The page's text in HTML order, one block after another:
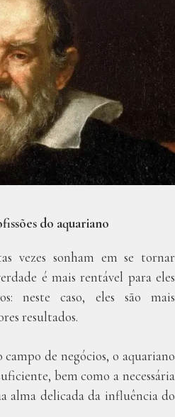
do aquariano
vezes sonham em se tornar
é mais rentável para eles
neste caso, eles são mais
resultados.
campo de negócios, o aquariano
bem como a necessária
alma delicada da influência do